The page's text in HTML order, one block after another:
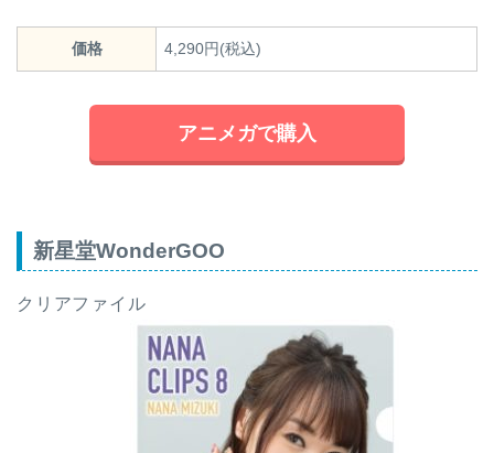
価格 4,290円(税込)
アニメガで購入
新星堂WonderGOO
クリアファイル